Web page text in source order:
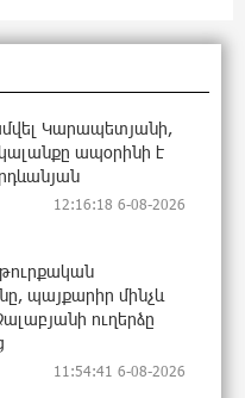
Կարապետյանի,
ապօրինի է
12:16:18 6-08-2026
պայքարիր մինչև
ուղերձը
11:54:41 6-08-2026